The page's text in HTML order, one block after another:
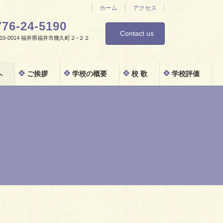
ホーム アクセス
24-5190
0014 福井県福井市幾久町２−２２
Contact us
ご挨拶 学校の概要 校 歌 学校評価